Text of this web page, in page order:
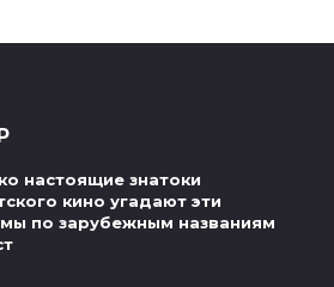
настоящие знатоки
кино угадают эти
по зарубежным названиям